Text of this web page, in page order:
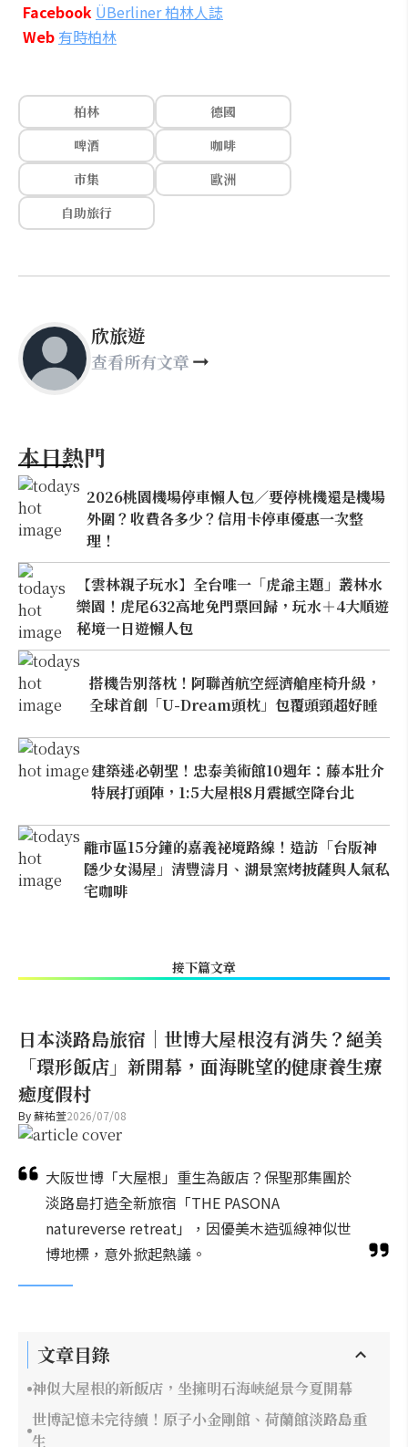
Facebook ÜBerliner 柏林人誌
Web 有時柏林
柏林
德國
啤酒
咖啡
市集
歐洲
自助旅行
欣旅遊
查看所有文章
本日熱門
2026桃園機場停車懶人包／要停桃機還是機場
外圍？收費各多少？信用卡停車優惠一次整
理！
【雲林親子玩水】全台唯一「虎爺主題」叢林水
樂園！虎尾632高地免門票回歸，玩水＋4大順遊
秘境一日遊懶人包
搭機告別落枕！阿聯酋航空經濟艙座椅升級，
全球首創「U-Dream頭枕」包覆頭頸超好睡
建築迷必朝聖！忠泰美術館10週年：藤本壯介
特展打頭陣，1:5大屋根8月震撼空降台北
離市區15分鐘的嘉義祕境路線！造訪「台版神
隱少女湯屋」清豐濤月、湖景窯烤披薩與人氣私
宅咖啡
接下篇文章
日本淡路島旅宿｜世博大屋根沒有消失？絕美
「環形飯店」新開幕，面海眺望的健康養生療
癒度假村
By蘇祐萱2026/07/08
大阪世博「大屋根」重生為飯店？保聖那集團於
淡路島打造全新旅宿「THE PASONA
natureverse retreat」，因優美木造弧線神似世
博地標，意外掀起熱議。
文章目錄
神似大屋根的新飯店，坐擁明石海峽絕景今夏開幕
世博記憶未完待續！原子小金剛館、荷蘭館淡路島重
生